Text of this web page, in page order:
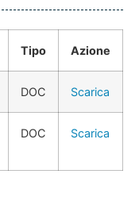
Tipo Azione
DOC Scarica
DOC Scarica